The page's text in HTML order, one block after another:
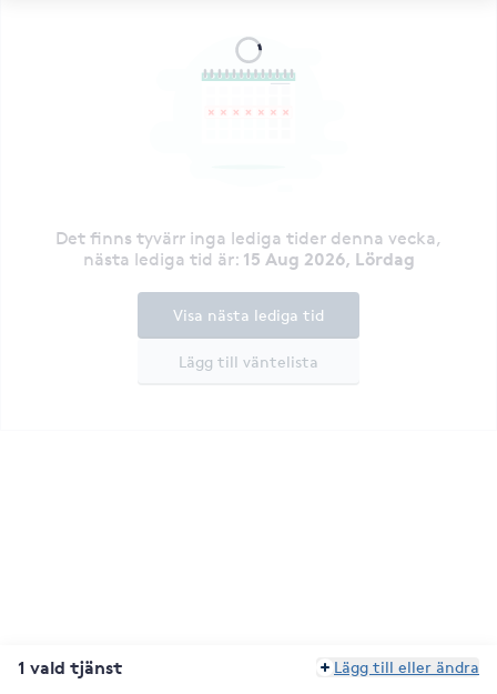
Det finns tyvärr inga lediga tider denna vecka,
nästa lediga tid är: 15 Aug 2026, Lördag
Lägg till väntelista
Visa nästa lediga tid
1 vald tjänst Lägg till eller ändra